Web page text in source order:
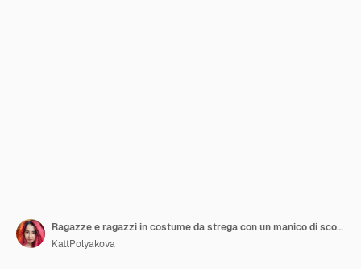
Ragazze e ragazzi in costume da strega con un manico di scopa uno scheletro con ossa e un teschio e fantasmi.
KattPolyakova